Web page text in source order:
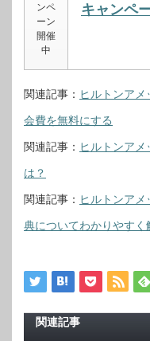
ンペ
ーン
開催
中
キャンペ
関連記事： ヒルトンア
会費を無料にする
関連記事： ヒルトンアメ
は？
関連記事： ヒルトンア
典についてわかりやすく
関連記事